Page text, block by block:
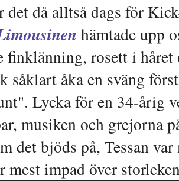
det då alltså dags för
hämtade upp
finklänning, rosett i håret
såklart åka en sväng
Lycka för en 34-årig
musiken och grejorna
det bjöds på, Tessan
mest impad över